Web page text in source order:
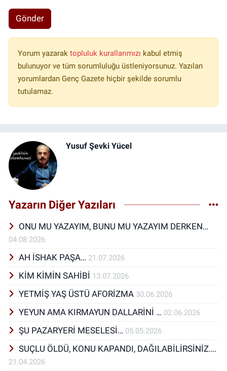
Gönder
Yorum yazarak topluluk kurallarımızı kabul etmiş
bulunuyor ve tüm sorumluluğu üstleniyorsunuz. Yazılan
yorumlardan Genç Gazete hiçbir şekilde sorumlu
tutulamaz.
Yusuf Şevki Yücel
Yazarın Diğer Yazıları
ONU MU YAZAYIM, BUNU MU YAZAYIM DERKEN…
04.08.2026
AH İSHAK PAŞA… 21.07.2026
KİM KİMİN SAHİBİ 13.07.2026
YETMİŞ YAŞ ÜSTÜ AFORİZMA 30.06.2026
YEYUN AMA KIRMAYUN DALLARİNİ … 02.06.2026
ŞU PAZARYERİ MESELESİ… 05.05.2026
SUÇLU ÖLDÜ, KONU KAPANDI, DAĞILABİLİRSİNİZ….
21.04.2026